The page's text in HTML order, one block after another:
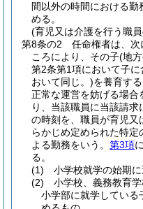
間以外の時間における
める。
(育児又は介護を行う職
第8条の2
任命権者は、次
ころにより、その子(地
第2条第1項において子
おいて同じ。)を養育す
正常な運営を妨げる場合
り、当該職員に当該請
の時刻を、職員が育児又
らかじめ定められた特
よる勤務をいう。 第3項
る。
(1)
小学校就学の始期
(2)
小学校、義務教育
小学部に就学している